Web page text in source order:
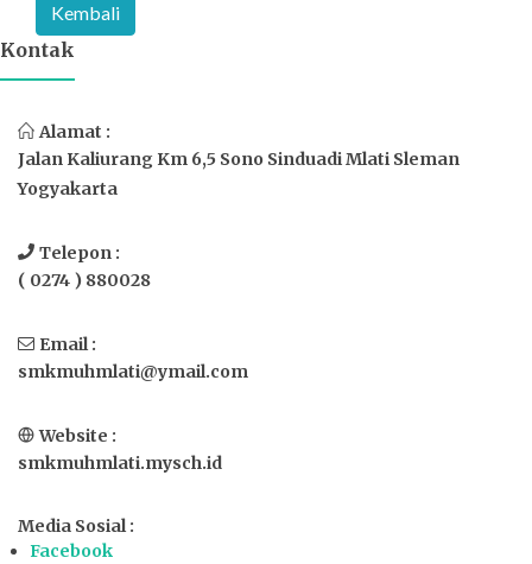
Kontak
Alamat :
Jalan Kaliurang Km 6,5 Sono Sinduadi Mlati Sleman
Yogyakarta
Telepon :
( 0274 ) 880028
Email :
smkmuhmlati@ymail.com
Website :
smkmuhmlati.mysch.id
Media Sosial :
Facebook